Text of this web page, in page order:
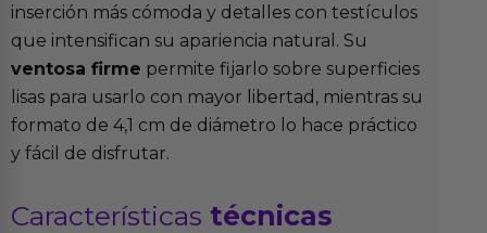
inserción más cómoda y detalles con testículos
que intensifican su apariencia natural. Su
ventosa firme permite fijarlo sobre superficies
lisas para usarlo con mayor libertad, mientras su
formato de 4,1 cm de diámetro lo hace práctico
y fácil de disfrutar.
Características técnicas